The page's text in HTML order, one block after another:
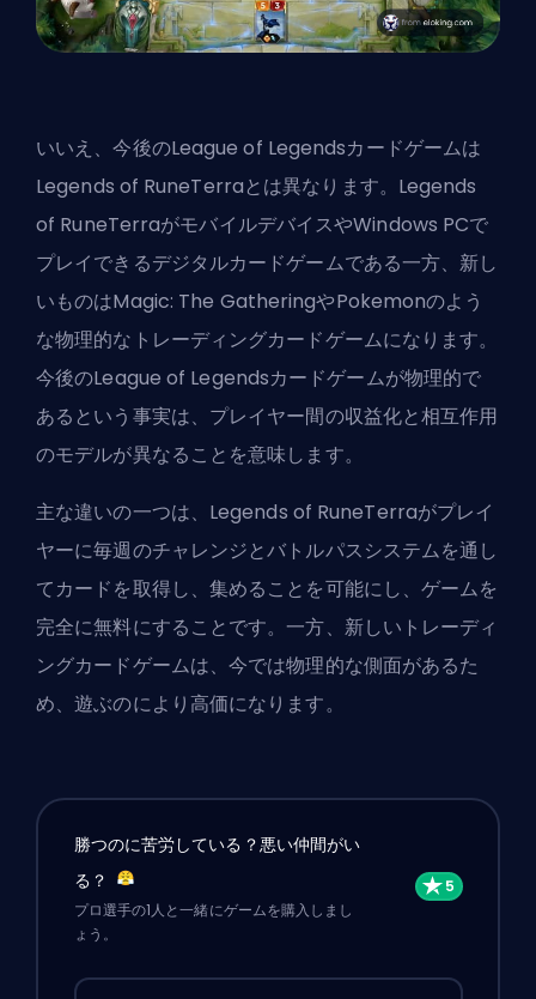
いいえ、今後のLeague of Legendsカードゲームは
Legends of RuneTerraとは異なります。Legends
of RuneTerraがモバイルデバイスやWindows PCで
プレイできるデジタルカードゲームである一方、新し
いものはMagic: The GatheringやPokemonのよう
な物理的なトレーディングカードゲームになります。
今後のLeague of Legendsカードゲームが物理的で
あるという事実は、プレイヤー間の収益化と相互作用
のモデルが異なることを意味します。
主な違いの一つは、Legends of RuneTerraがプレイ
ヤーに毎週のチャレンジとバトルパスシステムを通し
てカードを取得し、集めることを可能にし、ゲームを
完全に無料にすることです。一方、新しいトレーディ
ングカードゲームは、今では物理的な側面があるた
め、遊ぶのにより高価になります。
勝つのに苦労している？悪い仲間がい
る？
プロ選手の1人と一緒にゲームを購入しまし
ょう。